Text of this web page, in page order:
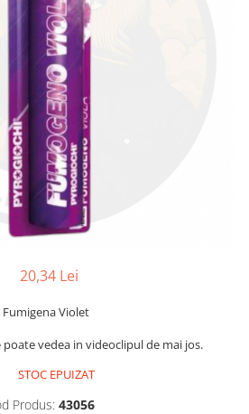
20,34 Lei
Fumigena Violet
poate vedea in videoclipul de mai jos.
STOC EPUIZAT
Produs: 43056